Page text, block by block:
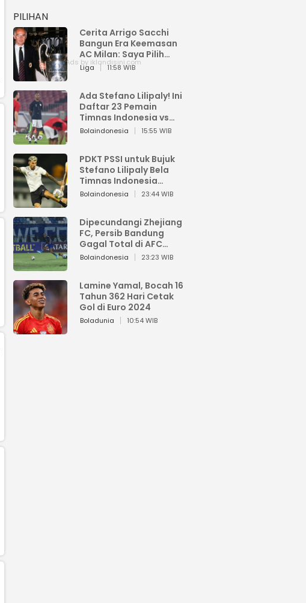
PILIHAN
Cerita Arrigo Sacchi
Bangun Era Keemasan
AC Milan: Saya Pilih
Pemain dari Isi Otaknya
Liga 11:58 WIB
Ada Stefano Lilipaly! Ini
Daftar 23 Pemain
Timnas Indonesia vs
China
Bolaindonesia 15:55 WIB
PDKT PSSI untuk Bujuk
Stefano Lilipaly Bela
Timnas Indonesia
Berakhir Berantakan
Bolaindonesia 23:44 WIB
Dipecundangi Zhejiang
FC, Persib Bandung
Gagal Total di AFC
Champions League Two
Bolaindonesia 23:23 WIB
Lamine Yamal, Bocah 16
Tahun 362 Hari Cetak
Gol di Euro 2024
Boladunia 10:54 WIB